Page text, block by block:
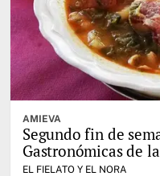
AMIEVA
Segundo fin de
Gastronómicas de
EL FIELATO Y EL NORA